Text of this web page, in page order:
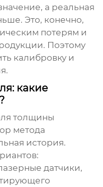
а реальная
Это, конечно,
потерям и
Поэтому
калибровку и
какие
толщины
метода
история.
датчики,